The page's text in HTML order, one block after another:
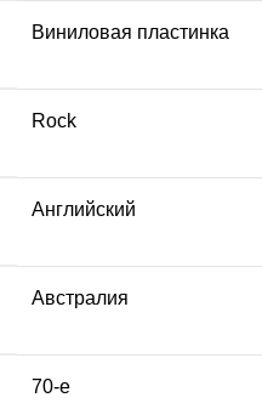
Виниловая пластинка
Rock
Английский
Австралия
70-е